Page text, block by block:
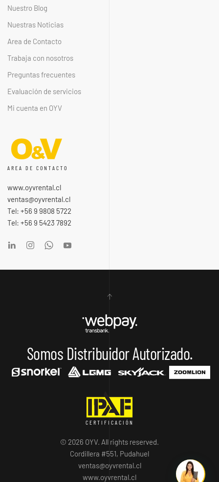
Nuestro Blog
Nuestras Noticias
Area de Contacto
Trabaja con nosotros
Preguntas frecuentes
Evaluación de servicios
Mi cuenta en OYV
AREA DE CONTACTO
www.oyvrental.cl
ventas@oyvrental.cl
Tel: +56 9 9808 5722
Tel: +56 9 5423 7892
Somos Distribuidor Autorizado.
CERTIFICACIÓN
© 2026 OYV. All rights reserved.
Cordillera #551, Pudahuel
ventas@oyvrental.cl
www.oyvrental.cl